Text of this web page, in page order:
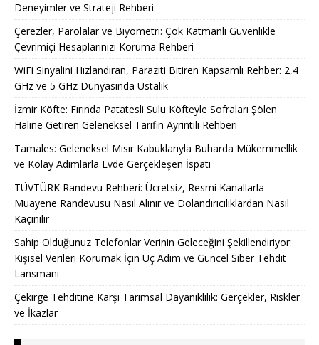
Deneyimler ve Strateji Rehberi
Çerezler, Parolalar ve Biyometri: Çok Katmanlı Güvenlikle
Çevrimiçi Hesaplarınızı Koruma Rehberi
WiFi Sinyalini Hızlandıran, Paraziti Bitiren Kapsamlı Rehber: 2,4
GHz ve 5 GHz Dünyasında Ustalık
İzmir Köfte: Fırında Patatesli Sulu Köfteyle Sofraları Şölen
Haline Getiren Geleneksel Tarifin Ayrıntılı Rehberi
Tamales: Geleneksel Mısır Kabuklarıyla Buharda Mükemmellik
ve Kolay Adımlarla Evde Gerçekleşen İspatı
TÜVTÜRK Randevu Rehberi: Ücretsiz, Resmi Kanallarla
Muayene Randevusu Nasıl Alınır ve Dolandırıcılıklardan Nasıl
Kaçınılır
Sahip Olduğunuz Telefonlar Verinin Geleceğini Şekillendiriyor:
Kişisel Verileri Korumak İçin Üç Adım ve Güncel Siber Tehdit
Lansmanı
Çekirge Tehditine Karşı Tarımsal Dayanıklılık: Gerçekler, Riskler
ve İkazlar